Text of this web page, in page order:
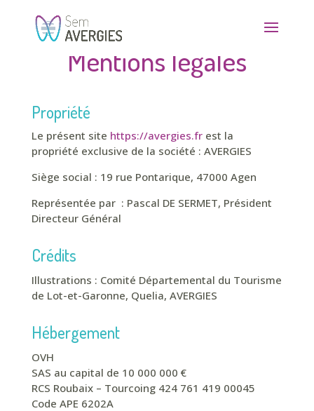
Mentions légales
Propriété
Le présent site https://avergies.frest la
propriété exclusive de la société : AVERGIES
Siège social : 19 rue Pontarique, 47000 Agen
Représentée par : Pascal DE SERMET, Président
Directeur Général
Crédits
Illustrations : Comité Départemental du Tourisme
de Lot-et-Garonne, Quelia, AVERGIES
Hébergement
OVH
SAS au capital de 10 000 000 €
RCS Roubaix – Tourcoing 424 761 419 00045
Code APE 6202A